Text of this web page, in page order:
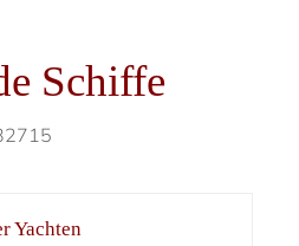
Schiffe
Yachten